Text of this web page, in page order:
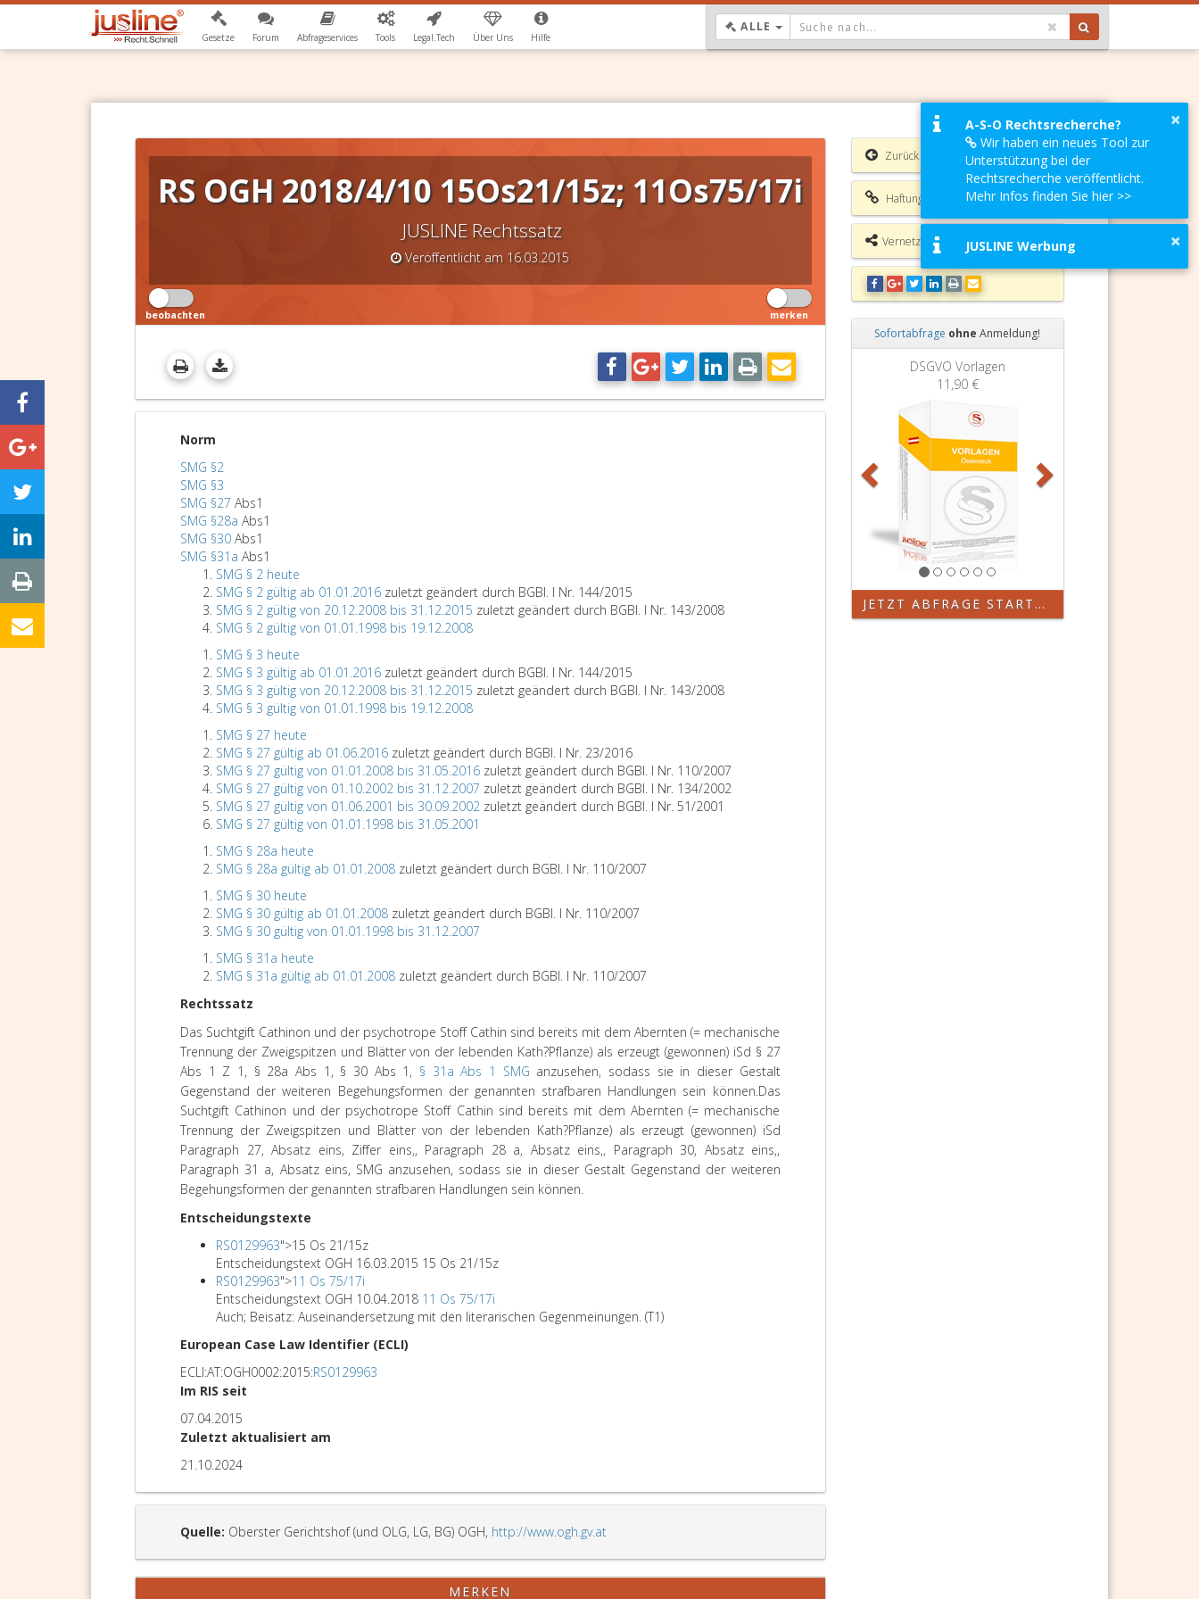
Gesetze Forum Abfrageservices Tools Legal.Tech Über Uns Hilfe
ALLE DROPDOWN: GEWÄHLTER WERT IST ALLE
RS OGH 2018/4/10 15Os21/15z; 11Os75/17i
JUSLINE Rechtssatz
Veröffentlicht am 16.03.2015
beobachten merken
Norm
SMG §2
SMG §3
SMG §27 Abs1
SMG §28a Abs1
SMG §30 Abs1
SMG §31a Abs1
SMG § 2 heute
SMG § 2 gültig ab 01.01.2016 zuletzt geändert durch BGBl. I Nr. 144/2015
SMG § 2 gültig von 20.12.2008 bis 31.12.2015 zuletzt geändert durch BGBl. I Nr. 143/2008
SMG § 2 gültig von 01.01.1998 bis 19.12.2008
SMG § 3 heute
SMG § 3 gültig ab 01.01.2016 zuletzt geändert durch BGBl. I Nr. 144/2015
SMG § 3 gültig von 20.12.2008 bis 31.12.2015 zuletzt geändert durch BGBl. I Nr. 143/2008
SMG § 3 gültig von 01.01.1998 bis 19.12.2008
SMG § 27 heute
SMG § 27 gültig ab 01.06.2016 zuletzt geändert durch BGBl. I Nr. 23/2016
SMG § 27 gültig von 01.01.2008 bis 31.05.2016 zuletzt geändert durch BGBl. I Nr. 110/2007
SMG § 27 gültig von 01.10.2002 bis 31.12.2007 zuletzt geändert durch BGBl. I Nr. 134/2002
SMG § 27 gültig von 01.06.2001 bis 30.09.2002 zuletzt geändert durch BGBl. I Nr. 51/2001
SMG § 27 gültig von 01.01.1998 bis 31.05.2001
SMG § 28a heute
SMG § 28a gültig ab 01.01.2008 zuletzt geändert durch BGBl. I Nr. 110/2007
SMG § 30 heute
SMG § 30 gültig ab 01.01.2008 zuletzt geändert durch BGBl. I Nr. 110/2007
SMG § 30 gültig von 01.01.1998 bis 31.12.2007
SMG § 31a heute
SMG § 31a gültig ab 01.01.2008 zuletzt geändert durch BGBl. I Nr. 110/2007
Rechtssatz
Das Suchtgift Cathinon und der psychotrope Stoff Cathin sind bereits mit dem Abernten (= mechanische
Trennung der Zweigspitzen und Blätter von der lebenden Kath?Pflanze) als erzeugt (gewonnen) iSd § 27
Abs 1 Z 1, § 28a Abs 1, § 30 Abs 1, § 31a Abs 1 SMG anzusehen, sodass sie in dieser Gestalt
Gegenstand der weiteren Begehungsformen der genannten strafbaren Handlungen sein können.Das
Suchtgift Cathinon und der psychotrope Stoff Cathin sind bereits mit dem Abernten (= mechanische
Trennung der Zweigspitzen und Blätter von der lebenden Kath?Pflanze) als erzeugt (gewonnen) iSd
Paragraph 27, Absatz eins, Ziffer eins,, Paragraph 28 a, Absatz eins,, Paragraph 30, Absatz eins,,
Paragraph 31 a, Absatz eins, SMG anzusehen, sodass sie in dieser Gestalt Gegenstand der weiteren
Begehungsformen der genannten strafbaren Handlungen sein können.
Entscheidungstexte
RS0129963">15 Os 21/15z
Entscheidungstext OGH 16.03.2015 15 Os 21/15z
RS0129963">11 Os 75/17i
Entscheidungstext OGH 10.04.2018 11 Os 75/17i
Auch; Beisatz: Auseinandersetzung mit den literarischen Gegenmeinungen. (T1)
European Case Law Identifier (ECLI)
ECLI:AT:OGH0002:2015:RS0129963
Im RIS seit
07.04.2015
Zuletzt aktualisiert am
21.10.2024
Quelle: Oberster Gerichtshof (und OLG, LG, BG) OGH, http://www.ogh.gv.at
MERKEN
Zurück
Haftungsausschluss
Vernetzungsmöglichkeiten
Sofortabfrage ohne Anmeldung!
DSGVO Vorlagen
11,90 €
Zurück
JETZT ABFRAGE STARTEN
×
A-S-O Rechtsrecherche?
Wir haben ein neues Tool zur
Unterstützung bei der
Rechtsrecherche veröffentlicht.
Mehr Infos finden Sie hier >>
×
JUSLINE Werbung